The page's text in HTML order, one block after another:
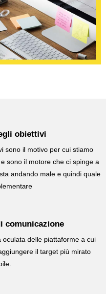
obiettivi
sono il motivo per cui stiamo
sono il motore che ci spinge a
andando male e quindi quale
comunicazione
delle piattaforme a cui
il target più mirato